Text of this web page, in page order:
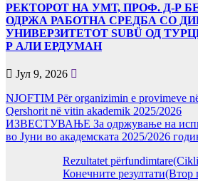
РЕКТОРОТ НА УМТ, ПРОФ. Д-Р
ОДРЖА РАБОТНА СРЕДБА СО
УНИВЕРЗИТЕТОТ SUBÜ ОД
Р АЛИ ЕРДУМАН
Јул 9, 2026
NJOFTIM Për organizimin e provimeve
Qershorit në vitin akademik 2025/2026
ИЗВЕСТУВАЊЕ За одржување на
во Јуни во академската 2025/2026
Rezultatet
Конечните резултати(Втор